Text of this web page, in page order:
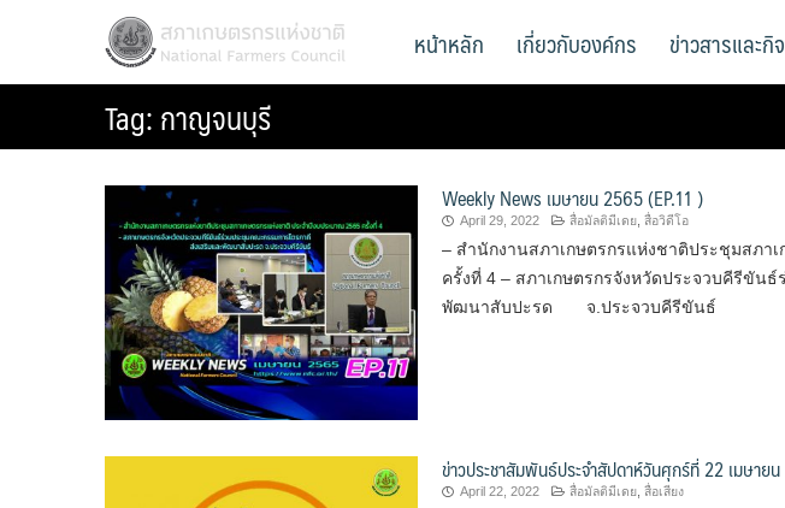
สภาเกษตรกรแห่งชาติ
National Farmers Council หน้าหลัก เกี่ยวกับองค์กร ข่าวสารและกิ
Tag:กาญจนบุรี
Weekly News เมษายน 2565 (EP.11 )
April 29, 2022 สื่อมัลติมีเดย, สื่อวิดีโอ
– สำนักงานสภาเกษตรกรแห่งชาติประชุมสภา
ครั้งที่ 4 – สภาเกษตรกรจังหวัดประจวบคีรีขัน
พัฒนาสับปะรด จ.ประจวบคีรีขันธ์
ข่าวประชาสัมพันธ์ประจำสัปดาห์วันศุกร์ที่ 22 เมษาย
April 22, 2022 สื่อมัลติมีเดย, สื่อเสียง